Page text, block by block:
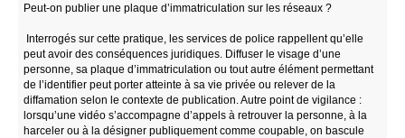
Peut-on publier une plaque d’immatriculation sur les réseaux ?
Interrogés sur cette pratique, les services de police rappellent qu’elle
peut avoir des conséquences juridiques. Diffuser le visage d’une
personne, sa plaque d’immatriculation ou tout autre élément permettant
de l’identifier peut porter atteinte à sa vie privée ou relever de la
diffamation selon le contexte de publication. Autre point de vigilance :
lorsqu’une vidéo s’accompagne d’appels à retrouver la personne, à la
harceler ou à la désigner publiquement comme coupable, on bascule